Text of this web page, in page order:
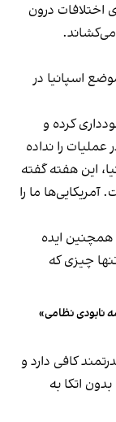
اختلافات درون
می‌کشاند.
اسپانیا در
کرده و
عملیات را نداده
این هفته گفته
ما را
همچنین ایده
چیزی که
نابودی نظامی»
کافی دارد و
اتکا به